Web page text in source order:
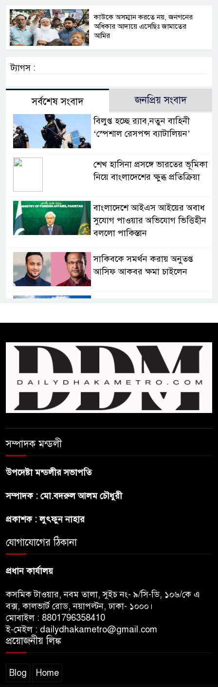
কাউকে অসম্মান করতে নয়, জনগনের
অধিকার আদায়ে এসেছিঃ জামাতের
আমির
ট্যাগস :
সর্বশেষ সংবাদ জনপ্রিয় সংবাদ
বিলুপ্ত হচ্ছে র‍্যাব,নতুন বাহিনী
‘স্পেশাল রেসপন্স ব্যাটালিয়ন’
শেখ হাসিনা প্রসঙ্গে ভারতের ভূমিকা
নিয়ে বাংলাদেশের ক্ষুব্ধ প্রতিক্রিয়া
বাংলাদেশে আইএস আইয়ের অবাধ
সুযোগ পাওয়ার অভিযোগ ভিত্তিহীন
বললো পাকিস্তান
সাকিবকে সমর্থন করায় অনুতপ্ত
আসিফ আকবর ক্ষমা চাইলেন
প্রথম শ্রেণি ছাড়া অন্য সব শ্রেণিতে
হবে ভর্তি পরীক্ষা: শিক্ষা মন্ত্রণালয়
জনগনের অধিকার আদায়ে এসেছিঃ
জামাতের আমির
বন্ধুত্ব : ব্রেট লি
সম্পাদক মন্ডলী
উপদেষ্টা মন্ডলীর সভাপতি
সম্পাদক : মো.বদরুল আলম চৌধুরী
প্রকাশক : লুৎফুন নাহার
যোগাযোগের ঠিকানা
প্রধান কার্যালয়
কসমিক টাওয়ার, নবম তালা, সুইচ নং- ৯/সি-ডি, ১০৬/কে এ
বক্স, কালভার্ট রোড, নয়াপল্টন, ঢাকা- ১০০০।
মোবাইল : 8801796358410
ই-মেইল : dailydhakametro@gmail.com
প্রয়োজনীয় লিঙ্ক
Blog Home